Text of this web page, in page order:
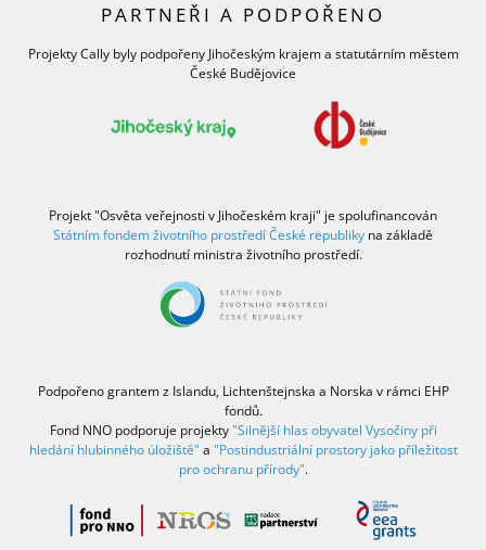
PARTNEŘI A PODPOŘENO
Projekty Cally byly podpořeny Jihočeským krajem a statutárním městem
České Budějovice
Projekt "Osvěta veřejnosti v Jihočeském kraji" je spolufinancován
Státním fondem životního prostředí České republiky na základě
rozhodnutí ministra životního prostředí.
Podpořeno grantem z Islandu, Lichtenštejnska a Norska v rámci EHP
fondů.
Fond NNO podporuje projekty"Silnější hlas obyvatel Vysočiny při
hledání hlubinného úložiště" a "Postindustriální prostory jako příležitost
pro ochranu přírody".